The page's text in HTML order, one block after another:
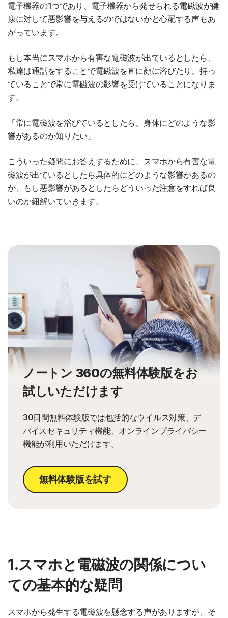
電子機器の1つであり、電子機器から発せられる電磁波が健
康に対して悪影響を与えるのではないかと心配する声もあ
がっています。
もし本当にスマホから有害な電磁波が出ているとしたら、
私達は通話をすることで電磁波を直に顔に浴びたり、持っ
ていることで常に電磁波の影響を受けていることになりま
す。
「常に電磁波を浴びているとしたら、身体にどのような影
響があるのか知りたい」
こういった疑問にお答えするために、スマホから有害な電
磁波が出ているとしたら具体的にどのような影響があるの
か、もし悪影響があるとしたらどういった注意をすれば良
いのか紐解いていきます。
ノートン 360の無料体験版をお
試しいただけます
30日間無料体験版では包括的なウイルス対策、デ
バイスセキュリティ機能、オンラインプライバシー
機能が利用いただけます。
無料体験版を試す
1.スマホと電磁波の関係につい
ての基本的な疑問
スマホから発生する電磁波を懸念する声がありますが、そ